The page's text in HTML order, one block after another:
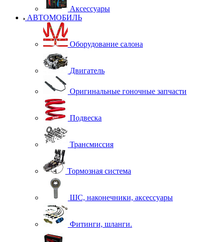
Аксессуары
АВТОМОБИЛЬ
Оборудование салона
Двигатель
Оригинальные гоночные запчасти
Подвеска
Трансмиссия
Тормозная система
ШС, наконечники, аксессуары
Фитинги, шланги.